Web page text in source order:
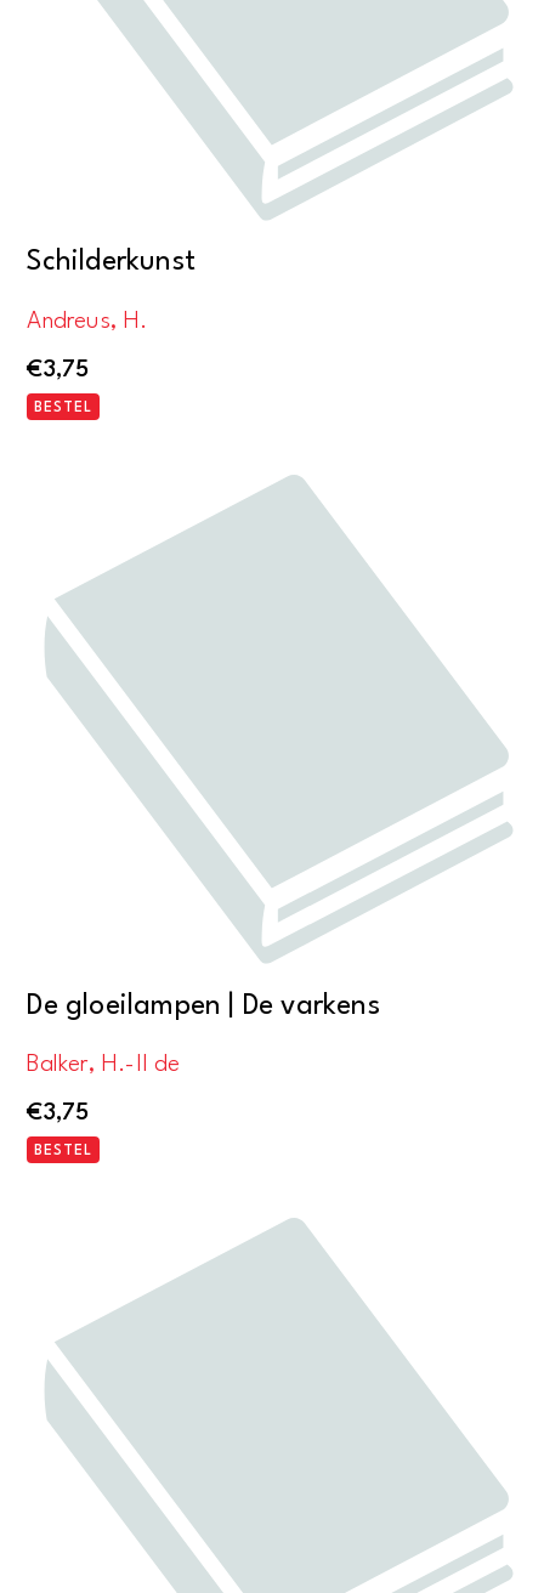
Schilderkunst
Andreus, H.
€3,75
BESTEL
De gloeilampen | De varkens
Balker, H.-II de
€3,75
BESTEL